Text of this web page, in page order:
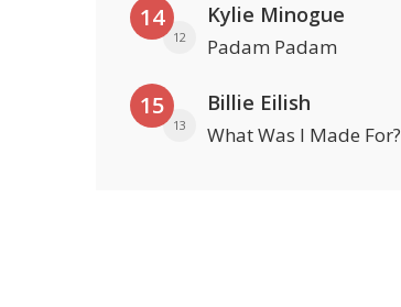
14
12
Kylie Minogue
Padam Padam
15
13
Billie Eilish
What Was I Made For?